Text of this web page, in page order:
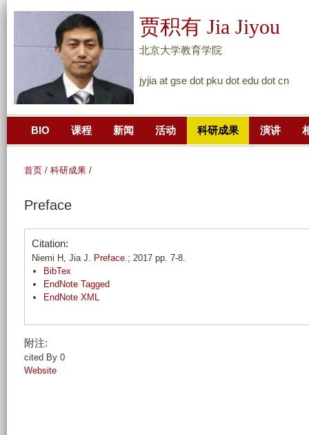
主
贾积有 Jia Jiyou
北京大学教育学院
jyjia at gse dot pku dot edu dot cn
BIO 课程 新闻 活动 科研成果 演讲
首页 / 科研成果 /
Preface
Citation:
Niemi H, Jia J. Preface.; 2017 pp. 7-8.
BibTex
EndNote Tagged
EndNote XML
附注:
cited By 0
Website